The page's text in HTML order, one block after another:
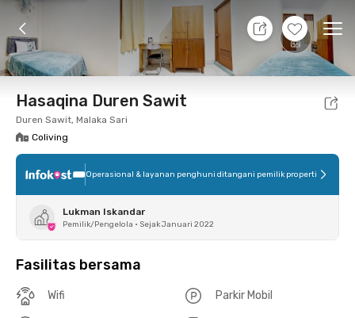
+9
Foto Fasilitas bersama Lokasi Kamar
Hasaqina Duren Sawit
Duren Sawit, Malaka Sari
Coliving
Operasional & layanan penghuni ditangani pemilik properti
Lukman Iskandar
Pemilik/Pengelola • Sejak Januari 2022
Fasilitas bersama
Wifi Parkir Mobil